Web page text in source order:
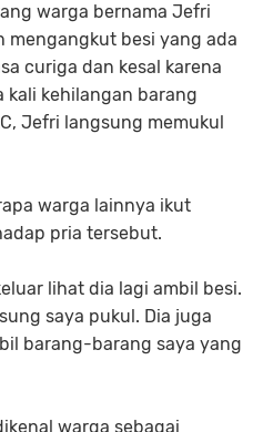
warga bernama Jefri
mengangkut besi yang ada
curiga dan kesal karena
kali kehilangan barang
Jefri langsung memukul
warga lainnya ikut
pria tersebut.
lihat dia lagi ambil besi.
saya pukul. Dia juga
barang-barang saya yang
warga sebagai